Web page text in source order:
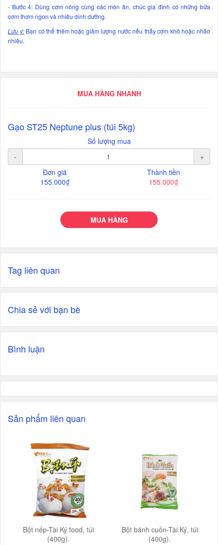
- Bước 4: Dùng cơm nóng cùng các món ăn, chúc gia đình có những bữa
cơm thơm ngon và nhiều dinh dưỡng.
Lưu ý:Bạn có thể thêm hoặc giảm lượng nước nếu thấy cơm khô hoặc nhão
nhiều.
MUA HÀNG NHANH
Gạo ST25 Neptune plus (túi 5kg)
Số lượng mua
-
+
Đơn giá
155.000₫
Thành tiền
155.000₫
MUA HÀNG
Tag liên quan
Chia sẻ với bạn bè
Bình luận
Sản phẩm liên quan
Bột nếp-Tài Ký food, túi
(400g).
Bột bánh cuốn-Tài Ký, túi
(400g).